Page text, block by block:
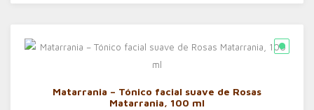
Matarrania – Tónico facial suave de Rosas
Matarrania, 100 ml